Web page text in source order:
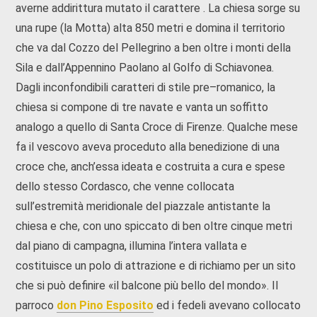
averne addirittura mutato il carattere . La chiesa sorge su
una rupe (la Motta) alta 850 metri e domina il territorio
che va dal Cozzo del Pellegrino a ben oltre i monti della
Sila e dall’Appennino Paolano al Golfo di Schiavonea.
Dagli inconfondibili caratteri di stile pre–romanico, la
chiesa si compone di tre navate e vanta un soﬃtto
analogo a quello di Santa Croce di Firenze. Qualche mese
fa il vescovo aveva proceduto alla benedizione di una
croce che, anch’essa ideata e costruita a cura e spese
dello stesso Cordasco, che venne collocata
sull’estremità meridionale del piazzale antistante la
chiesa e che, con uno spiccato di ben oltre cinque metri
dal piano di campagna, illumina l’intera vallata e
costituisce un polo di attrazione e di richiamo per un sito
che si può definire «il balcone più bello del mondo». Il
parroco don Pino Esposito ed i fedeli avevano collocato